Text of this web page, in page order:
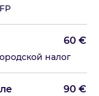
60 €
налог
90 €